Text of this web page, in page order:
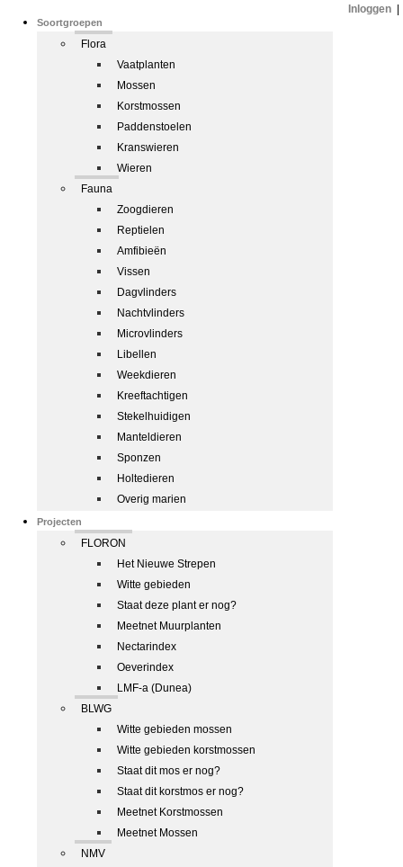
Soortgroepen
Flora
Vaatplanten
Mossen
Korstmossen
Paddenstoelen
Kranswieren
Wieren
Fauna
Zoogdieren
Reptielen
Amfibieën
Vissen
Dagvlinders
Nachtvlinders
Microvlinders
Libellen
Weekdieren
Kreeftachtigen
Stekelhuidigen
Manteldieren
Sponzen
Holtedieren
Overig marien
Projecten
FLORON
Het Nieuwe Strepen
Witte gebieden
Staat deze plant er nog?
Meetnet Muurplanten
Nectarindex
Oeverindex
LMF-a (Dunea)
BLWG
Witte gebieden mossen
Witte gebieden korstmossen
Staat dit mos er nog?
Staat dit korstmos er nog?
Meetnet Korstmossen
Meetnet Mossen
NMV
Inloggen